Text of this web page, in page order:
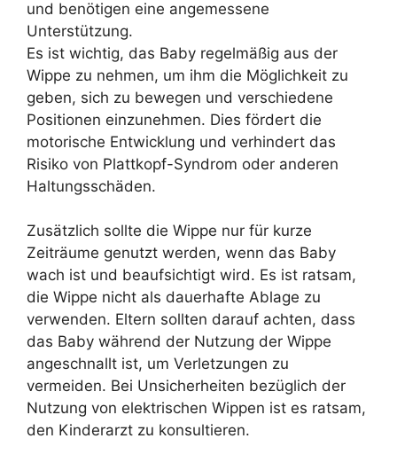
und benötigen eine angemessene
Unterstützung.
Es ist wichtig, das Baby regelmäßig aus der
Wippe zu nehmen, um ihm die Möglichkeit zu
geben, sich zu bewegen und verschiedene
Positionen einzunehmen. Dies fördert die
motorische Entwicklung und verhindert das
Risiko von Plattkopf-Syndrom oder anderen
Haltungsschäden.
Zusätzlich sollte die Wippe nur für kurze
Zeiträume genutzt werden, wenn das Baby
wach ist und beaufsichtigt wird. Es ist ratsam,
die Wippe nicht als dauerhafte Ablage zu
verwenden. Eltern sollten darauf achten, dass
das Baby während der Nutzung der Wippe
angeschnallt ist, um Verletzungen zu
vermeiden. Bei Unsicherheiten bezüglich der
Nutzung von elektrischen Wippen ist es ratsam,
den Kinderarzt zu konsultieren.